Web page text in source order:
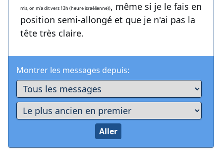
mis, on m'a dit vers 13h (heure israélienne)), même si je le fais en
position semi-allongé et que je n'ai pas la
tête très claire.
Montrer les messages depuis: